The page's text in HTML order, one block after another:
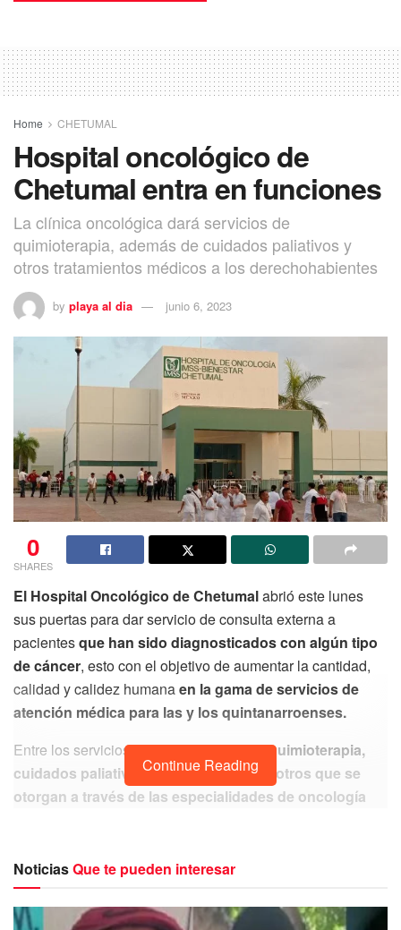
Home CHETUMAL
Hospital oncológico de
Chetumal entra en funciones
La clínica oncológica dará servicios de
quimioterapia, además de cuidados paliativos y
otros tratamientos médicos a los derechohabientes
by playa al dia junio 6, 2023
0
SHARES
El Hospital Oncológico de Chetumalabrió este lunes
sus puertas para dar servicio de consulta externa a
pacientesque han sido diagnosticados con algún tipo
de cáncer, esto con el objetivo de aumentar la cantidad,
calidad y calidez humanaen la gama de servicios de
atención médica para las y los quintanarroenses.
Entre los servicios que se ofrece esta laquimioterapia,
cuidados paliativos, clínica del dolor y otros que se
otorgan a través de las especialidades de oncología
Continue Reading
NoticiasQue te pueden interesar